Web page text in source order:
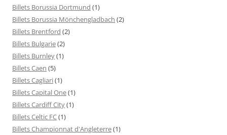
Billets Borussia Dortmund (1)
Billets Borussia Mönchengladbach (2)
Billets Brentford (2)
Billets Bulgarie(2)
Billets Burnley(1)
Billets Caen (5)
Billets Cagliari(1)
Billets Capital One(1)
Billets Cardiff City(1)
Billets Celtic FC(1)
Billets Championnat d'Angleterre(1)